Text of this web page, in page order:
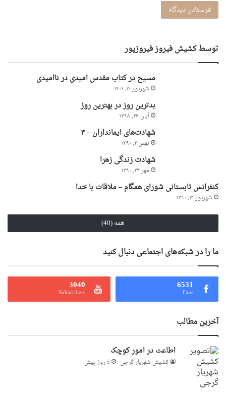
توسط کشیش فیروز فیروزپور
مسیح در کتاب مقدس امیدی در ناامیدی
شهریور ۲۰, ۱۴۰۱
بدترین روز در بهترین روز
آبان ۲۶, ۱۳۹۸
شهادت‌های ایمانداران – ۳
بهمن ۲, ۱۳۹۰
شهادت زندگی زهرا
مهر ۲۴, ۱۳۹۰
کنفرانس تابستانی شورای همگام – ملاقات با خدا
شهریور ۲۱, ۱۳۹۰
همه (40)
ما را در شبکه‌های اجتماعی دنبال کنید
6531
Fans
3040
Subscribers
آخرین مطالب
اطاعت در امور کوچک
کشیش شهریار گرجى 5 روز پیش